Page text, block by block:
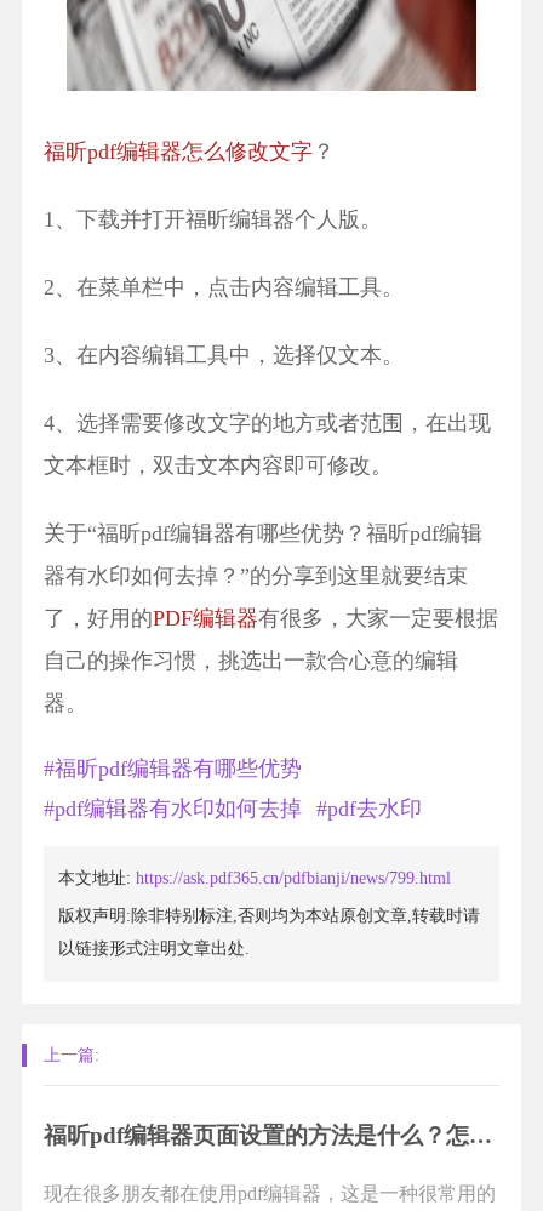
福昕pdf编辑器怎么修改文字？
1、下载并打开福昕编辑器个人版。
2、在菜单栏中，点击内容编辑工具。
3、在内容编辑工具中，选择仅文本。
4、选择需要修改文字的地方或者范围，在出现
文本框时，双击文本内容即可修改。
关于“福昕pdf编辑器有哪些优势？福昕pdf编辑
器有水印如何去掉？”的分享到这里就要结束
了，好用的PDF编辑器有很多，大家一定要根据
自己的操作习惯，挑选出一款合心意的编辑
器。
#福昕pdf编辑器有哪些优势
#pdf编辑器有水印如何去掉
#pdf去水印
本文地址: https://ask.pdf365.cn/pdfbianji/news/799.html
版权声明:除非特别标注,否则均为本站原创文章,转载时请
以链接形式注明文章出处.
上一篇:
福昕pdf编辑器页面设置的方法是什么？怎么为pdf文件加密？
现在很多朋友都在使用pdf编辑器，这是一种很常用的